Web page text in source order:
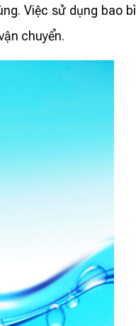
Việc sử dụng bao
chuyển.